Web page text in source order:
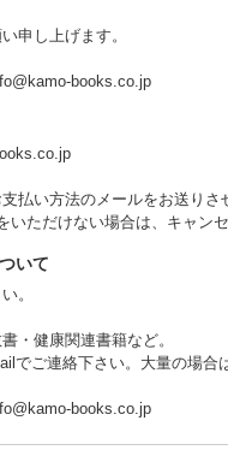
申し上げます。
books.co.jp
払い方法のメールをお送りさ
いただけない場合は、キャン
いて
。
・健康関連書籍など。
でご連絡下さい。大量の場合
books.co.jp